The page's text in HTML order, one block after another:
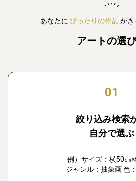
あなたに ぴったりの作品 がき
アートの選
01
絞り込み検索
自分で選ぶ
例）サイズ：横50㎝
ジャンル：抽象画 色